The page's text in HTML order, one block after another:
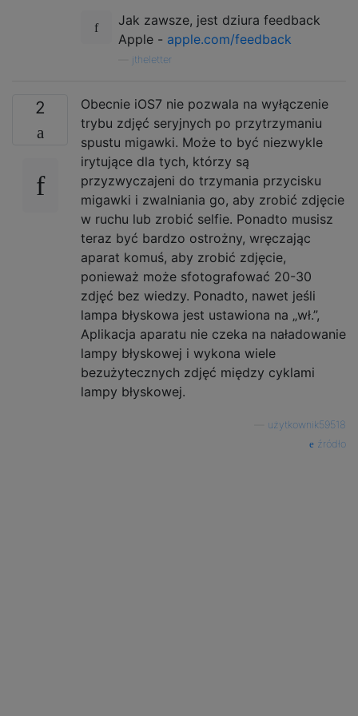
Jak zawsze, jest dziura feedback
Apple - apple.com/feedback
jtheletter
2
Obecnie iOS7 nie pozwala na wyłączenie
trybu zdjęć seryjnych po przytrzymaniu
spustu migawki. Może to być niezwykle
irytujące dla tych, którzy są
przyzwyczajeni do trzymania przycisku
migawki i zwalniania go, aby zrobić zdjęcie
w ruchu lub zrobić selfie. Ponadto musisz
teraz być bardzo ostrożny, wręczając
aparat komuś, aby zrobić zdjęcie,
ponieważ może sfotografować 20-30
zdjęć bez wiedzy. Ponadto, nawet jeśli
lampa błyskowa jest ustawiona na „wł.”,
Aplikacja aparatu nie czeka na naładowanie
lampy błyskowej i wykona wiele
bezużytecznych zdjęć między cyklami
lampy błyskowej.
użytkownik59518
źródło